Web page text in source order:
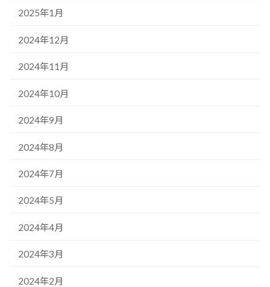
2025年1月
2024年12月
2024年11月
2024年10月
2024年9月
2024年8月
2024年7月
2024年5月
2024年4月
2024年3月
2024年2月